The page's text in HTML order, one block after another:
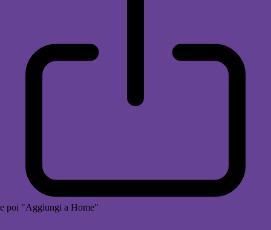
e poi "Aggiungi a Home"